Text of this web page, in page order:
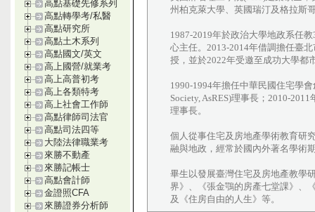
高點基礎先修系列
高點轉學考/私醫
高點研究所
高點土木系列
高點國文/英文
高上國營/就業考
高上高普初考
高上各類特考
高上社會工作師
高點律師司法官
高點司法四等
大陸法律職業考
來勝不動產
來勝記帳士
高點會計師
金證照CFA
來勝證券分析師
州柏克萊大學、英國瑞汀及格拉斯
1987-2019年於政治大學地政系任
心主任。2013-2014年借調擔任臺
授，並於2022年受邀至成功大學都
1990-1994年擔任中華民國住宅學
Society, AsRES)理事長；2010-
理事長。
個人從事住宅及房地產學術教育研
融與地政，經常於國內外著名學術
畢生以發展臺灣住宅及房地產教學
界》、《張金鶚的房產七堂課》、
及《住房自由的人生》等。